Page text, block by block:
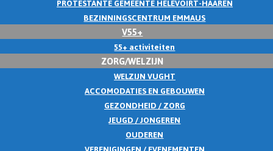
BEZINNINGSCENTRUM EMMAUS
V55+
55+ activiteiten
ZORG/WELZIJN
WELZIJN VUGHT
ACCOMODATIES EN GEBOUWEN
GEZONDHEID / ZORG
JEUGD / JONGEREN
OUDEREN